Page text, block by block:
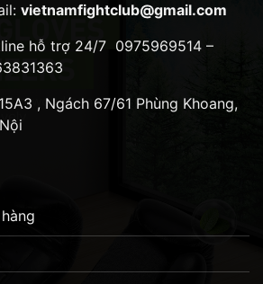
vietnamfightclub@gmail.com
hỗ trợ 24/7 0975969514 –
, Ngách 67/61 Phùng Khoang,